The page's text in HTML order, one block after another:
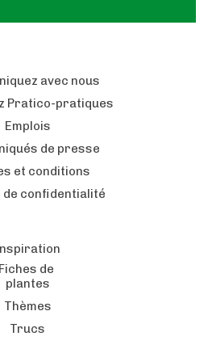
avec nous
Pratico-pratiques
Emplois
de presse
et conditions
de confidentialité
Fiches de
plantes
Thèmes
Trucs